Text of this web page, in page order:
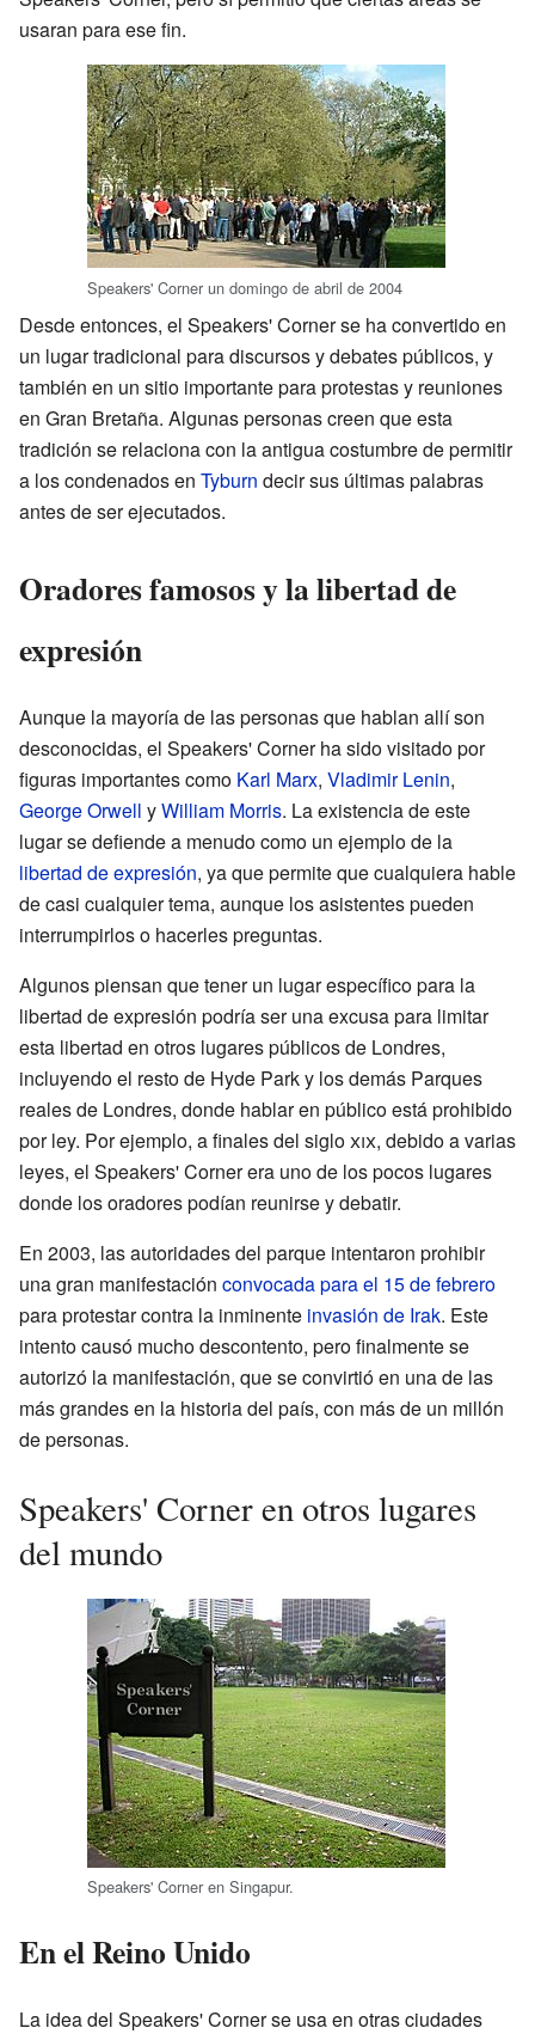
usaran para ese fin.
Speakers' Corner un domingo de abril de 2004
Desde entonces, el Speakers' Corner se ha convertido en
un lugar tradicional para discursos y debates públicos, y
también en un sitio importante para protestas y reuniones
en Gran Bretaña. Algunas personas creen que esta
tradición se relaciona con la antigua costumbre de permitir
a los condenados en Tyburn decir sus últimas palabras
antes de ser ejecutados.
Oradores famosos y la libertad de
expresión
Aunque la mayoría de las personas que hablan allí son
desconocidas, el Speakers' Corner ha sido visitado por
figuras importantes como Karl Marx, Vladimir Lenin,
George Orwell yWilliam Morris. La existencia de este
lugar se defiende a menudo como un ejemplo de la
libertad de expresión, ya que permite que cualquiera hable
de casi cualquier tema, aunque los asistentes pueden
interrumpirlos o hacerles preguntas.
Algunos piensan que tener un lugar específico para la
libertad de expresión podría ser una excusa para limitar
esta libertad en otros lugares públicos de Londres,
incluyendo el resto de Hyde Park y los demás Parques
reales de Londres, donde hablar en público está prohibido
por ley. Por ejemplo, a finales del sigloxix, debido a varias
leyes, el Speakers' Corner era uno de los pocos lugares
donde los oradores podían reunirse y debatir.
En 2003, las autoridades del parque intentaron prohibir
una gran manifestación convocada para el 15 de febrero
para protestar contra la inminente invasión de Irak. Este
intento causó mucho descontento, pero finalmente se
autorizó la manifestación, que se convirtió en una de las
más grandes en la historia del país, con más de un millón
de personas.
Speakers' Corner en otros lugares
del mundo
Speakers' Corner en Singapur.
En el Reino Unido
La idea del Speakers' Corner se usa en otras ciudades